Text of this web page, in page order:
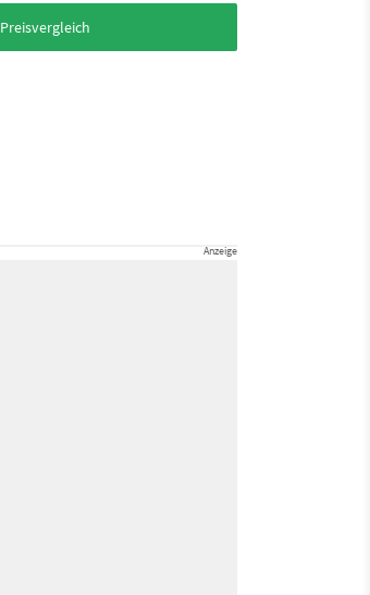
Preisvergleich